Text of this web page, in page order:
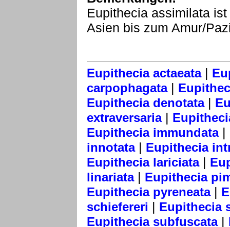
Eupithecia assimilata
Asien bis zum Amur/
Eupithecia actaeata|
carpophagata|
Eupithecia denotata|
extraversaria|
Eupithecia immundata|
innotata| Eupithecia
Eupithecia lariciata|
linariata| Eupithecia
Eupithecia pyreneata|
schiefereri | Eupithecia
Eupithecia subfuscata|